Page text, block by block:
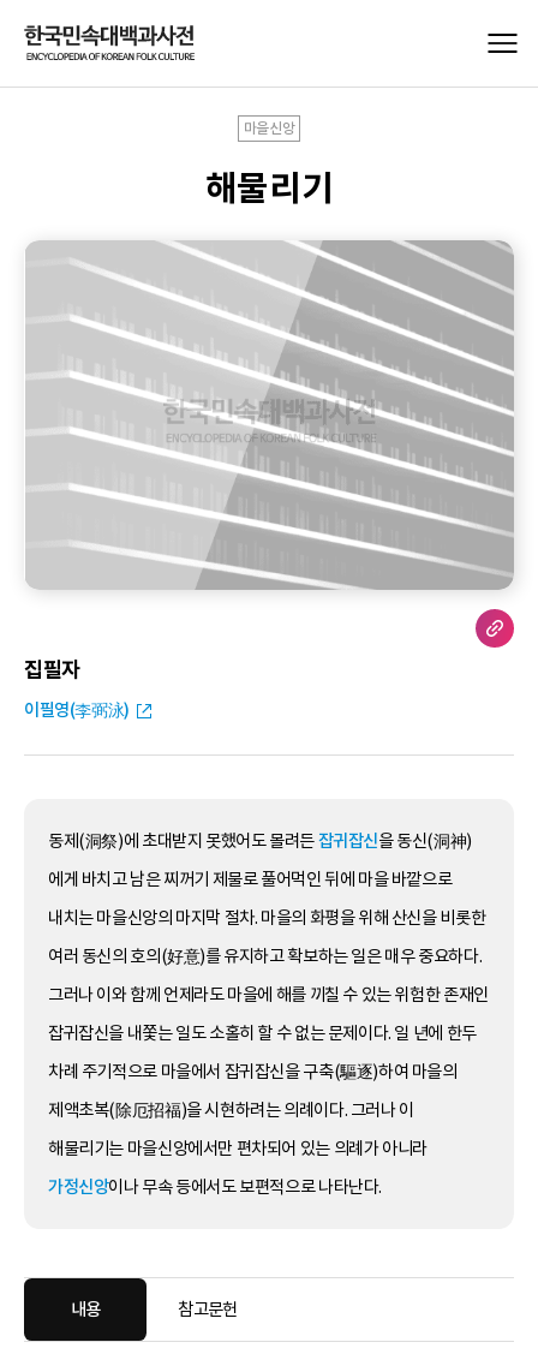
마을신앙
해물리기
집필자
이필영(李弼泳)
동제(洞祭)에 초대받지 못했어도 몰려든잡귀잡신을 동신(洞神)
에게 바치고 남은 찌꺼기 제물로 풀어먹인 뒤에 마을 바깥으로
내치는 마을신앙의 마지막 절차. 마을의 화평을 위해 산신을 비롯한
여러 동신의 호의(好意)를 유지하고 확보하는 일은 매우 중요하다.
그러나 이와 함께 언제라도 마을에 해를 끼칠 수 있는 위험한 존재인
잡귀잡신을 내쫓는 일도 소홀히 할 수 없는 문제이다. 일 년에 한두
차례 주기적으로 마을에서 잡귀잡신을 구축(驅逐)하여 마을의
제액초복(除厄招福)을 시현하려는 의례이다. 그러나 이
해물리기는 마을신앙에서만 편차되어 있는 의례가 아니라
가정신앙이나 무속 등에서도 보편적으로 나타난다.
내용 참고문헌